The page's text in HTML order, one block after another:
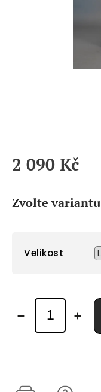
2 090 Kč
Zvolte variantu
Velikost